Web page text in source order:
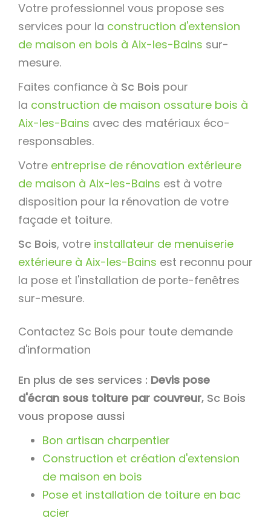
Votre professionnel vous propose ses
services pour la construction d'extension
de maison en bois à Aix-les-Bains sur-
mesure.
Faites confiance à Sc Bois pour
la construction de maison ossature bois à
Aix-les-Bains avec des matériaux éco-
responsables.
Votre entreprise de rénovation extérieure
de maison à Aix-les-Bains est à votre
disposition pour la rénovation de votre
façade et toiture.
Sc Bois, votre installateur de menuiserie
extérieure à Aix-les-Bains est reconnu pour
la pose et l'installation de porte-fenêtres
sur-mesure.
Contactez Sc Bois pour toute demande
d'information
En plus de ses services : Devis pose
d'écran sous toiture par couvreur, Sc Bois
vous propose aussi
Bon artisan charpentier
Construction et création d'extension
de maison en bois
Pose et installation de toiture en bac
acier